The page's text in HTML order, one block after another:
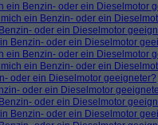
ein Benzin- oder ein Dieselmotor
mich ein Benzin- oder ein
oder ein Dieselmotor
Benzin- oder ein Dieselmotor
ein Benzin- oder ein Dieselmotor
mich ein Benzin- oder ein
oder ein Dieselmotor geeigneter?
oder ein Dieselmotor
oder ein Dieselmotor
Benzin- oder ein Dieselmotor